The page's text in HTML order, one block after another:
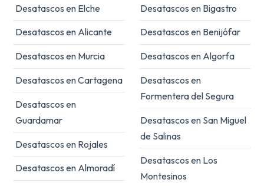
Desatascos en Elche
Desatascos en Alicante
Desatascos en Murcia
Desatascos en Cartagena
Desatascos en
Guardamar
Desatascos en Rojales
Desatascos en Almoradí
Desatascos en Bigastro
Desatascos en Benijófar
Desatascos en Algorfa
Desatascos en
Formentera del Segura
Desatascos en San Miguel
de Salinas
Desatascos en Los
Montesinos